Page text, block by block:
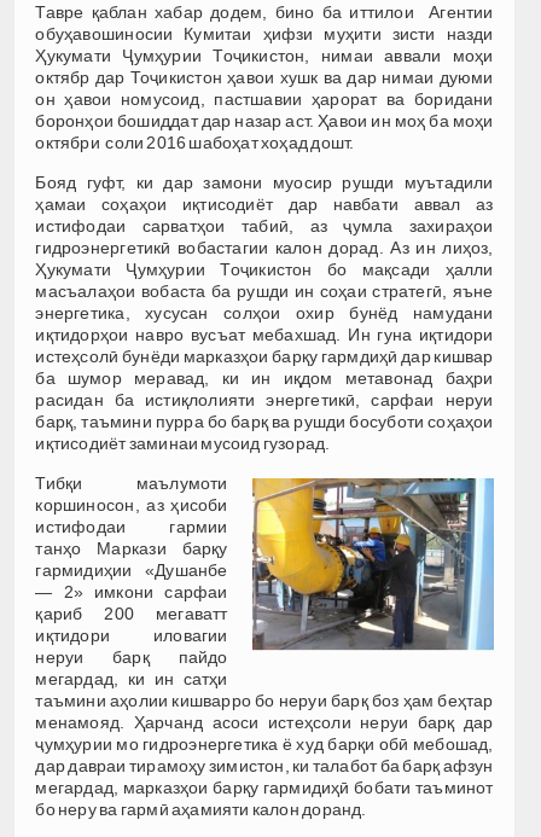
Тавре қаблан хабар додем, бино ба иттилои Агентии
обуҳавошиносии Кумитаи ҳифзи муҳити зисти назди
Ҳукумати Ҷумҳурии Тоҷикистон, нимаи аввали моҳи
октябр дар Тоҷикистон ҳавои хушк ва дар нимаи дуюми
он ҳавои номусоид, пастшавии ҳарорат ва боридани
боронҳои бошиддат дар назар аст. Ҳавои ин моҳ ба моҳи
октябри соли 2016 шабоҳат хоҳад дошт.
Бояд гуфт, ки дар замони муосир рушди муътадили
ҳамаи соҳаҳои иқтисодиёт дар навбати аввал аз
истифодаи сарватҳои табиӣ, аз ҷумла захираҳои
гидроэнергетикӣ вобастагии калон дорад. Аз ин лиҳоз,
Ҳукумати Ҷумҳурии Тоҷикистон бо мақсади ҳалли
масъалаҳои вобаста ба рушди ин соҳаи стратегӣ, яъне
энергетика, хусусан солҳои охир бунёд намудани
иқтидорҳои навро вусъат мебахшад. Ин гуна иқтидори
истеҳсолӣ бунёди марказҳои барқу гармдиҳӣ дар кишвар
ба шумор меравад, ки ин иқдом метавонад баҳри
расидан ба истиқлолияти энергетикӣ, сарфаи неруи
барқ, таъмини пурра бо барқ ва рушди босуботи соҳаҳои
иқтисодиёт заминаи мусоид гузорад.
Тибқи маълумоти
коршиносон, аз ҳисоби
истифодаи гармии
танҳо Маркази барқу
гармидиҳии «Душанбе
— 2» имкони сарфаи
қариб 200 мегаватт
иқтидори иловагии
неруи барқ пайдо
мегардад, ки ин сатҳи
таъмини аҳолии кишварро бо неруи барқ боз ҳам беҳтар
менамояд. Ҳарчанд асоси истеҳсоли неруи барқ дар
ҷумҳурии мо гидроэнергетика ё худ барқи обӣ мебошад,
дар давраи тирамоҳу зимистон, ки талабот ба барқ афзун
мегардад, марказҳои барқу гармидиҳӣ бобати таъминот
бо неру ва гармӣ аҳамияти калон доранд.